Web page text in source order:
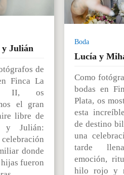
y Julián
de
Finca La
II, os
el gran
libre de
y Julián:
donde
fueron
Boda
Lucía y
Como
bodas en
Plata, os
esta
de destino
una
tarde
emoción,
hilo rojo y